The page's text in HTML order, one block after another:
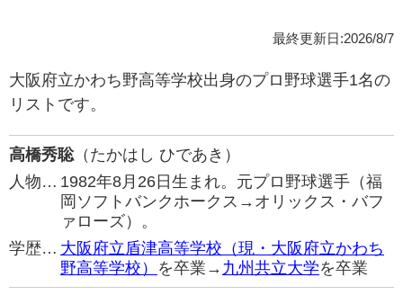
最終更新日:2026/8/7
大阪府立かわち野高等学校出身のプロ野球選手1名の
リストです。
高橋秀聡（たかはし ひであき）
人物… 1982年8月26日生まれ。元プロ野球選手（福
岡ソフトバンクホークス→オリックス・バフ
ァローズ）。
学歴… 大阪府立盾津高等学校（現・大阪府立かわち
野高等学校） を卒業→ 九州共立大学を卒業